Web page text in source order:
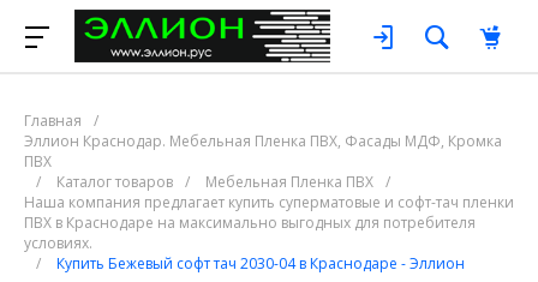
Главная
/
Эллион Краснодар. Мебельная Пленка ПВХ, Фасады МДФ, Кромка
ПВХ
/
Каталог товаров / Мебельная Пленка ПВХ /
Наша компания предлагает купить суперматовые и софт-тач пленки
ПВХ в Краснодаре на максимально выгодных для потребителя
условиях.
/
Купить Бежевый софт тач 2030-04 в Краснодаре - Эллион